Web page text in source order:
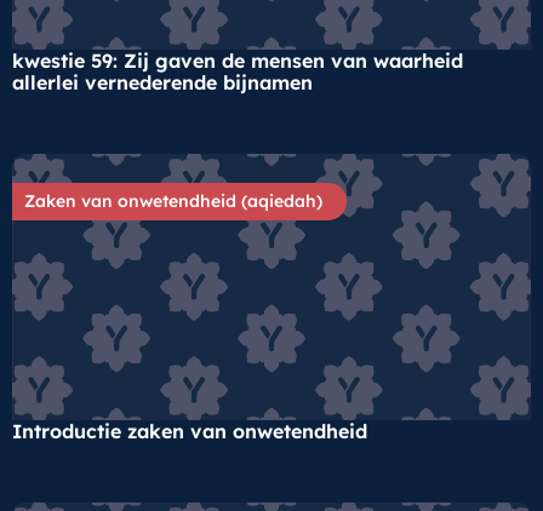
kwestie 59: Zij gaven de mensen van waarheid
allerlei vernederende bijnamen
Zaken van onwetendheid (aqiedah)
Introductie zaken van onwetendheid